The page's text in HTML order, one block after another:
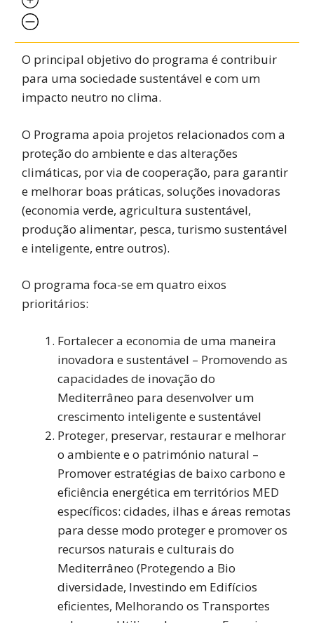
O principal objetivo do programa é contribuir
para uma sociedade sustentável e com um
impacto neutro no clima.
O Programa apoia projetos relacionados com a
proteção do ambiente e das alterações
climáticas, por via de cooperação, para garantir
e melhorar boas práticas, soluções inovadoras
(economia verde, agricultura sustentável,
produção alimentar, pesca, turismo sustentável
e inteligente, entre outros).
O programa foca-se em quatro eixos
prioritários:
Fortalecer a economia de uma maneira
inovadora e sustentável – Promovendo as
capacidades de inovação do
Mediterrâneo para desenvolver um
crescimento inteligente e sustentável
Proteger, preservar, restaurar e melhorar
o ambiente e o património natural –
Promover estratégias de baixo carbono e
eficiência energética em territórios MED
específicos: cidades, ilhas e áreas remotas
para desse modo proteger e promover os
recursos naturais e culturais do
Mediterrâneo (Protegendo a Bio
diversidade, Investindo em Edifícios
eficientes, Melhorando os Transportes